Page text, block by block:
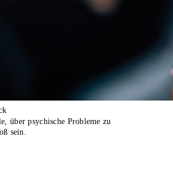
über psychische Probleme zu
sein.